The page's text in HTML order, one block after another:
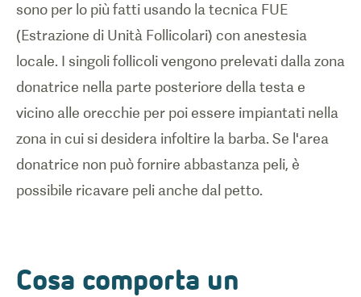
sono per lo più fatti usando la tecnica FUE
(Estrazione di Unità Follicolari) con anestesia
locale. I singoli follicoli vengono prelevati dalla zona
donatrice nella parte posteriore della testa e
vicino alle orecchie per poi essere impiantati nella
zona in cui si desidera infoltire la barba. Se l'area
donatrice non può fornire abbastanza peli, è
possibile ricavare peli anche dal petto.
Cosa comporta un